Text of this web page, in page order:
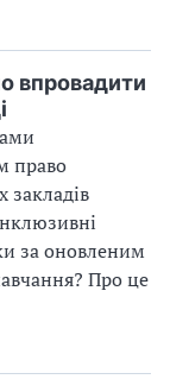
впровадити
право
закладів
за оновленим
Про це